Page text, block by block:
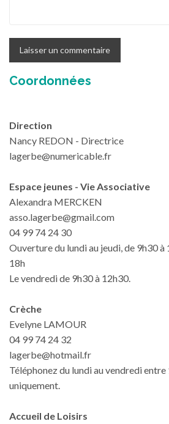
Coordonnées
Direction
Nancy REDON - Directrice
lagerbe@numericable.fr
Espace jeunes - Vie Associative
Alexandra MERCKEN
asso.lagerbe@gmail.com
04 99 74 24 30
Ouverture du lundi au jeudi, de 9h30 à
18h
Le vendredi de 9h30 à 12h30.
Crèche
Evelyne LAMOUR
04 99 74 24 32
lagerbe@hotmail.fr
Téléphonez du lundi au vendredi
uniquement.
Accueil de Loisirs